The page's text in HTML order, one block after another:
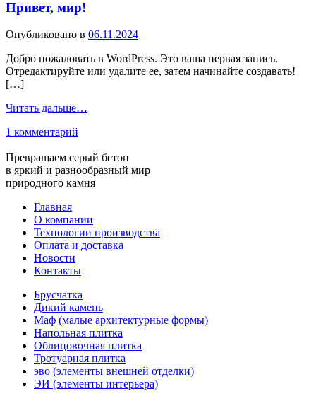
Привет, мир!
Опубликовано в 06.11.2024
Добро пожаловать в WordPress. Это ваша первая запись.
Отредактируйте или удалите ее, затем начинайте создавать!
[…]
Читать дальше…
1 комментарий
Привет,
мир!
Превращаем серый бетон
в яркий и разнообразный мир
природного камня
Главная
О компании
Технологии производства
Оплата и доставка
Новости
Контакты
Брусчатка
Дикий камень
Маф (малые архитектурные формы)
Напольная плитка
Облицовочная плитка
Тротуарная плитка
эво (элементы внешней отделки)
ЭИ (элементы интерьера)